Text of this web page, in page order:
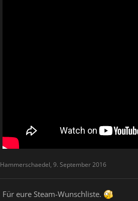
Hammerschaedel, 9. September 2016
Für eure Steam-Wunschliste.